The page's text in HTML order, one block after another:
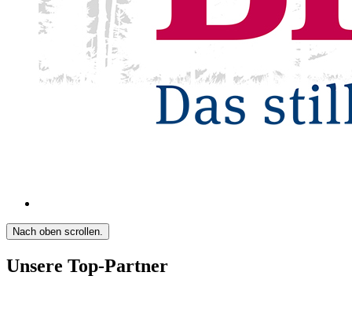
Nach oben scrollen.
Unsere Top-Partner